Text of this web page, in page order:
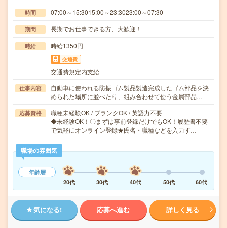
時間 07:00～15:3015:00～23:3023:00～07:30
期間 長期でお仕事できる方、大歓迎！
時給 時給1350円
交通費
交通費規定内支給
仕事内容
自動車に使われる防振ゴム製品製造完成したゴム部品を決
められた場所に並べたり、組み合わせて使う金属部品…
応募資格
職種未経験OK / ブランクOK / 英語力不要
◆未経験OK！〇まずは事前登録だけでもOK！履歴書不要
で気軽にオンライン登録★氏名・職種などを入力す…
職場の雰囲気
年齢層
20代
30代 40代 50代 60代
気になる! 応募へ進む 詳しく見る